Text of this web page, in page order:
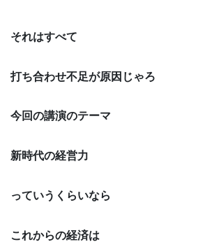
それはすべて
打ち合わせ不足が原因じゃろ
今回の講演のテーマ
新時代の経営力
っていうくらいなら
これからの経済は